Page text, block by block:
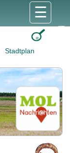
Stadtplan
☰